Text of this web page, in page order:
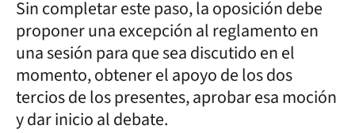
Sin completar este paso, la oposición debe
proponer una excepción al reglamento en
una sesión para que sea discutido en el
momento, obtener el apoyo de los dos
tercios de los presentes, aprobar esa moción
y dar inicio al debate.